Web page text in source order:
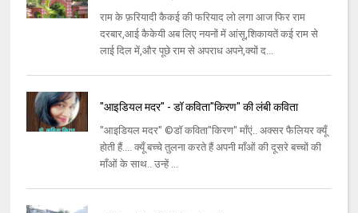
राम के फ़रियादी कैकई की फरियाद लो लगा आज फिर राम
दरबार,आई कैकेयी अब लिए नयनों में आंसू,शिकायतें कई राम से
लाई दिल में,और पूछे राम से अपराध अपने,क्यों द...
"आइडियल मदर" - डॉ कविता"किरण" की लंबी कविता
"आइडियल मदर" ©डॉ कविता"किरण" माँएं.. अक्सर फैलियर क्यूँ
होती हैं.... क्यूँ बच्चे तुलना करते हैं अपनी माँओं की दूसरे बच्चों की
माँओं के साथ.. उन्हें ...